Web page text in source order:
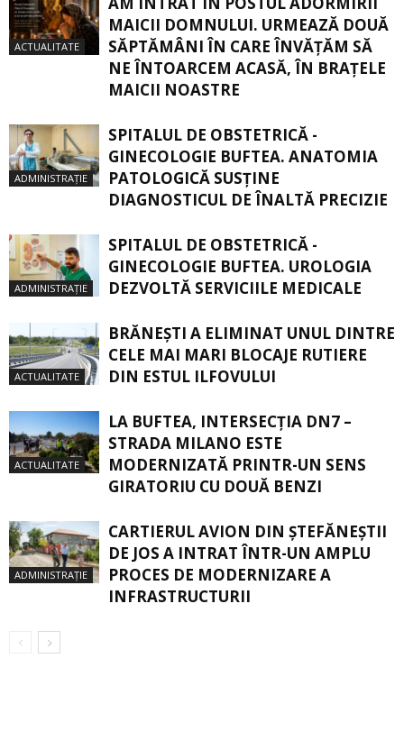
ACTUALITATE
MAICII DOMNULUI. URMEAZĂ DOUĂ
SĂPTĂMÂNI ÎN CARE ÎNVĂŢĂM SĂ
NE ÎNTOARCEM ACASĂ, ÎN BRAŢELE
MAICII NOASTRE
ADMINISTRAȚIE
SPITALUL DE OBSTETRICĂ -
GINECOLOGIE BUFTEA. ANATOMIA
PATOLOGICĂ SUSŢINE
DIAGNOSTICUL DE ÎNALTĂ PRECIZIE
ADMINISTRAȚIE
SPITALUL DE OBSTETRICĂ -
GINECOLOGIE BUFTEA. UROLOGIA
DEZVOLTĂ SERVICIILE MEDICALE
ACTUALITATE
BRĂNEȘTI A ELIMINAT UNUL DINTRE
CELE MAI MARI BLOCAJE RUTIERE
DIN ESTUL ILFOVULUI
ACTUALITATE
LA BUFTEA, INTERSECŢIA DN7 –
STRADA MILANO ESTE
MODERNIZATĂ PRINTR-UN SENS
GIRATORIU CU DOUĂ BENZI
ADMINISTRAȚIE
CARTIERUL AVION DIN ŞTEFĂNEŞTII
DE JOS A INTRAT ÎNTR-UN AMPLU
PROCES DE MODERNIZARE A
INFRASTRUCTURII